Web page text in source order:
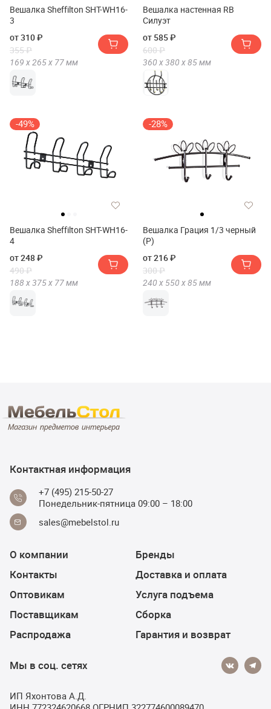
Вешалка Sheffilton SHT-WH16-
3
от 310 ₽
355 ₽
169 х265 х 77мм
Вешалка настенная RB
Силуэт
от 585 ₽
600 ₽
360 х380 х85мм
-49%
Вешалка Sheffilton SHT-WH16-
4
от 248 ₽
490 ₽
188 х375 х 77мм
-28%
Вешалка Грация 1/3 черный
(Р)
от 216 ₽
300 ₽
240 х 550 х85мм
Контактная информация
+7 (495) 215-50-27
Понедельник-пятница 09:00 – 18:00
sales@mebelstol.ru
О компании
Контакты
Оптовикам
Поставщикам
Распродажа
Бренды
Доставка и оплата
Услуга подъема
Сборка
Гарантия и возврат
Мы в соц. сетях
ИП Яхонтова А.Д.